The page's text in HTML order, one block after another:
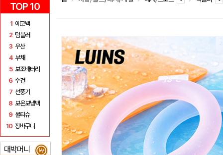
TOP 10
1 에코백
2 텀블러
3 우산
4 부채
5 보조배터리
6 수건
7 선풍기
8 보온보냉백
9 물티슈
10 장바구니
대박머니 ₩